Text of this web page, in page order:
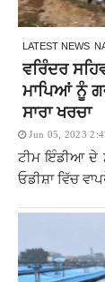
LATEST NEWS
ਵਰਿੰਦਰ
ਮਾਪਿਆਂ ਨੂੰ
ਸਾਰਾ ਖਰਚਾ
Jun 05, 2023
ਟੀਮ ਇੰਡੀਆ ਦੇ
ਓਡੀਸ਼ਾ ਵਿੱਚ